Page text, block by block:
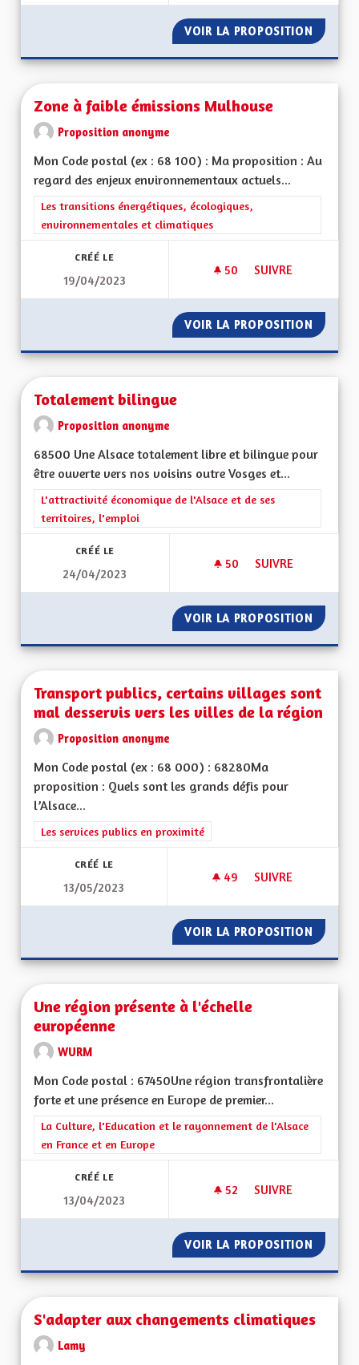
VOIR LA PROPOSITION
Zone à faible émissions Mulhouse
Proposition anonyme
Mon Code postal (ex : 68 100) : Ma proposition : Au
regard des enjeux environnementaux actuels...
Filtrer les résultats de la catégorie : Les transitions
Les transitions énergétiques, écologiques,
environnementales et climatiques
CRÉÉ LE
19/04/2023
50 50 ABONNÉS
SUIVRE
VOIR LA PROPOSITION ZONE
Totalement bilingue
Proposition anonyme
68500 Une Alsace totalement libre et bilingue pour
être ouverte vers nos voisins outre Vosges et...
Filtrer les résultats de la catégorie : L'attractivité
L'attractivité économique de l'Alsace et de ses
territoires, l'emploi
CRÉÉ LE
24/04/2023
50 50 ABONNÉS
SUIVRE
VOIR LA PROPOSITION
Transport publics, certains villages sont
mal desservis vers les villes de la région
Proposition anonyme
Mon Code postal (ex : 68 000) : 68280Ma
proposition : Quels sont les grands défis pour
l’Alsace...
Filtrer les résultats de la catégorie : Les services publics en
Les services publics en proximité
CRÉÉ LE
13/05/2023
49 49 ABONNÉS
SUIVRE
VOIR LA PROPOSITION
Une région présente à l'échelle
européenne
WURM
Mon Code postal : 67450Une région transfrontalière
forte et une présence en Europe de premier...
Filtrer les résultats de la catégorie : La Culture, l'Education et
La Culture, l'Education et le rayonnement de l'Alsace
en France et en Europe
CRÉÉ LE
13/04/2023
52 52 ABONNÉS
SUIVRE
VOIR LA PROPOSITION UNE
S'adapter aux changements climatiques
Lamy